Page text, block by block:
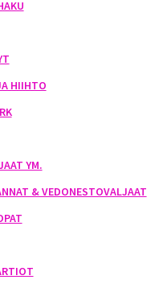
HIIHTO
YM.
& VEDONESTOVALJAAT